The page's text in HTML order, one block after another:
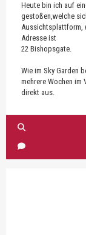
Heute bin ich auf
gestoßen,welche
Aussichtsplattform,
Adresse ist
22 Bishopsgate.
Wie im Sky Garden
mehrere Wochen im
direkt aus.